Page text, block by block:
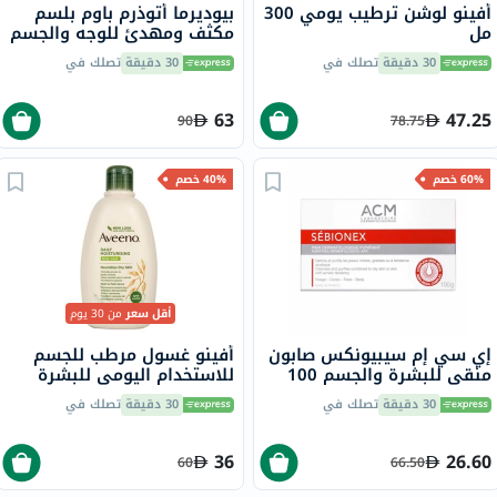
أفينو لوشن ترطيب يومي 300
مل
30 دقيقة تصلك في
47.25
78.75
بيوديرما أتوذرم باوم بلسم
مكثف ومهدئ للوجه والجسم
500 مل 30 دقيقة تصلك في
63
90
60% خصم
إي سي إم سيبيونكس صابون
منقي للبشرة والجسم 100
جرام 30 دقيقة تصلك في
26.60
66.50
40% خصم
أقل سعرمن 30 يوم
أفينو غسول مرطب للجسم
للاستخدام اليومي للبشرة
العادية إلى الجافة، 500 مل
30 دقيقة تصلك في
36
60